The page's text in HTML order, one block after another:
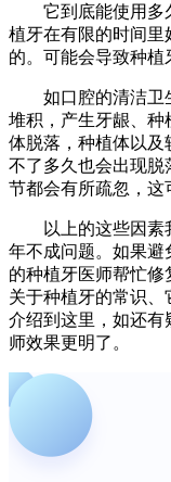
它到底能使用多久
植牙在有限的时间里
的。可能会导致种植
如口腔的清洁卫生
堆积，产生牙龈、种
体脱落，种植体以及
不了多久也会出现脱
节都会有所疏忽，这
以上的这些因素我
年不成问题。如果避
的种植牙医师帮忙修
关于种植牙的常识
介绍到这里，如还有
师效果更明了。